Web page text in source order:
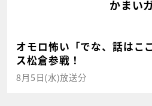
かまい
オモロ怖い「でな、話はこ
ス松倉参戦！
8月5日(水)放送分